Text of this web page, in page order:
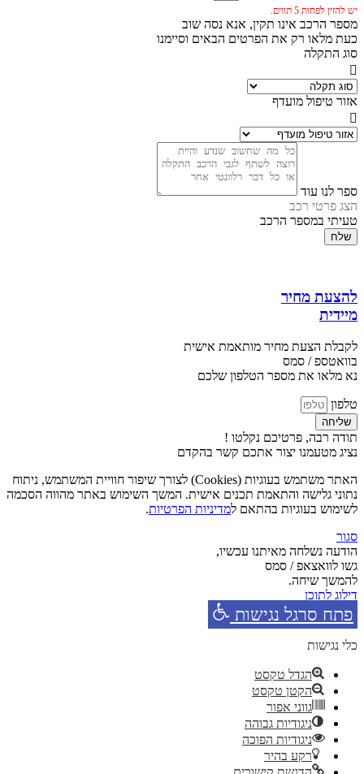
יש להזין לפחות 5 תווים.
מספר הרכב אינו תקין, אנא נסה שוב
כעת מלאו רק את הפרטים הבאים וסיימנו
סוג התקלה
אזור טיפול מועדף
ספר לנו עוד
הצג פרטי רכב
טעיתי במספר הרכב
שלח
להצעת מחיר
מיידית
לקבלת הצעת מחיר מותאמת אישית
בוואטספ / סמס
נא מלאו את מספר הטלפון שלכם
טלפון
שליחה
תודה רבה, פרטיכם נקלטו !
נציג מטעמנו יצור אתכם קשר בהקדם
האתר משתמש בעוגיות (Cookies) לצורך שיפור חוויית המשתמש, ניתוח
נתוני גלישה והתאמת תכנים אישית. המשך השימוש באתר מהווה הסכמה
לשימוש בעוגיות בהתאם למדיניות הפרטיות.
סגור
הודעה נשלחה מאיתנו עכשיו,
גשו לוואצאפ / סמס
להמשך שיחה.
דילוג לתוכן
פתח סרגל נגישות
כלי נגישות
הגדל טקסט
הקטן טקסט
גווני אפור
ניגודיות גבוהה
ניגודיות הפוכה
רקע בהיר